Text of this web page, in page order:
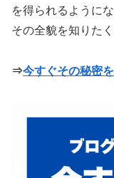
を得られるように
その全貌を知りた
⇒今すぐその秘密